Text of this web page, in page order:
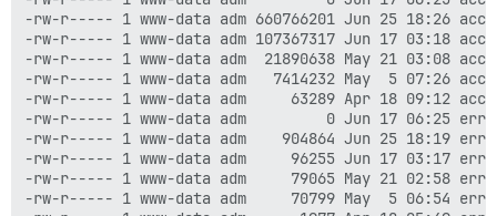
-rw-r----- 1 www-data adm 660766201 Jun 25 18:26
-rw-r----- 1 www-data adm 107367317 Jun 17 03:18
-rw-r----- 1 www-data adm  21890638 May 21 03:08
-rw-r----- 1 www-data adm   7414232 May  5 07:26
-rw-r----- 1 www-data adm     63289 Apr 18 09:12
-rw-r----- 1 www-data adm         0 Jun 17 06:25
-rw-r----- 1 www-data adm    904864 Jun 25 18:19
-rw-r----- 1 www-data adm     96255 Jun 17 03:17
-rw-r----- 1 www-data adm     79065 May 21 02:58
-rw-r----- 1 www-data adm     70799 May  5 06:54